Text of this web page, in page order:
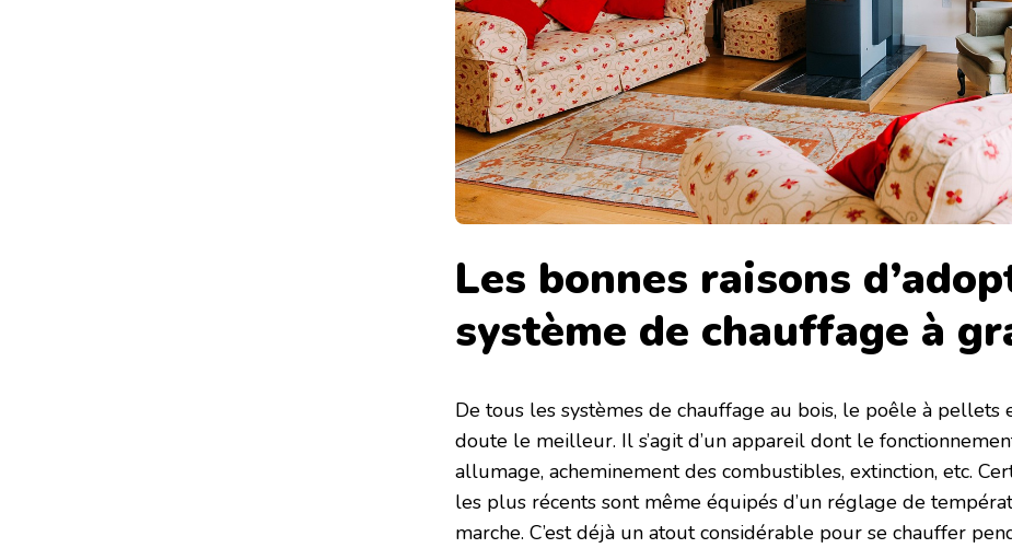
Les bonnes raisons
système de chauffage à
De tous les systèmes de chauffage au bois, le poêle à pellets
doute le meilleur. Il s’agit d’un appareil dont le
allumage, acheminement des combustibles, extinction, etc.
les plus récents sont même équipés d’un réglage de
marche. C’est déjà un atout considérable pour se chauffer